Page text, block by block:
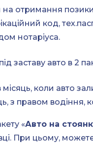
отримання
код,
нотаріуса.
авто в 2
місяць, коли авто
з правом водіння,
«Авто на
При цьому,